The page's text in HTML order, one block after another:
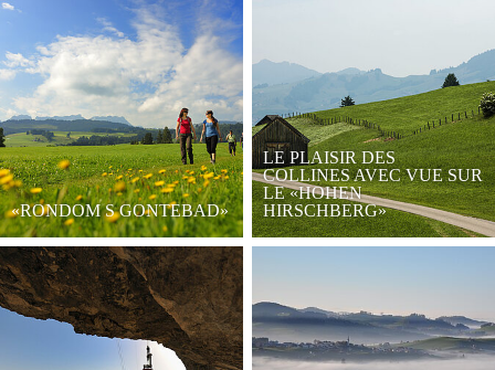
«RONDOM S GONTEBAD»
LE PLAISIR DES
COLLINES AVEC VUE SUR
LE «HOHEN
HIRSCHBERG»